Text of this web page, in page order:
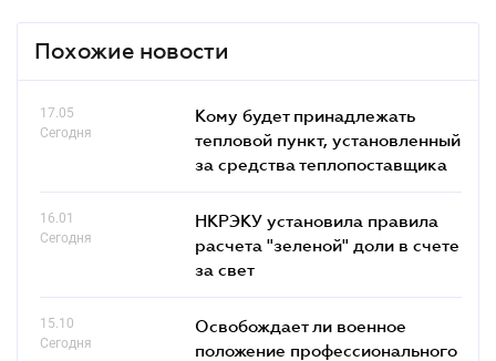
Похожие новости
17.05
Сегодня
Кому будет принадлежать
тепловой пункт, установленный
за средства теплопоставщика
16.01
Сегодня
НКРЭКУ установила правила
расчета "зеленой" доли в счете
за свет
15.10
Сегодня
Освобождает ли военное
положение профессионального